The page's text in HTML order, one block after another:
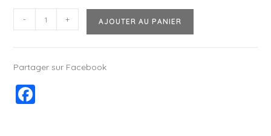
- + AJOUTER AU PANIER
Partager sur Facebook